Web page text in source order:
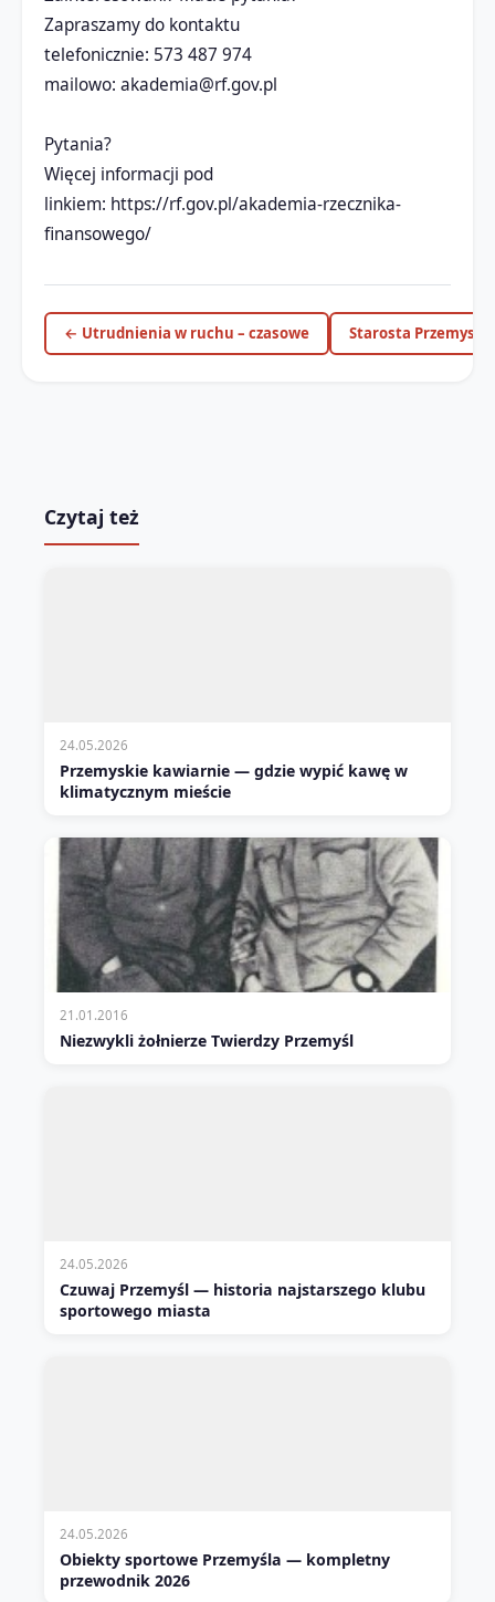
Zapraszamy do kontaktu
telefonicznie: 573 487 974
mailowo: akademia@rf.gov.pl
Pytania?
Więcej informacji pod
linkiem: https://rf.gov.pl/akademia-rzecznika-
finansowego/
← Utrudnienia w ruchu – czasowe Starosta
Czytaj też
24.05.2026
Przemyskie kawiarnie — gdzie wypić kawę w
klimatycznym mieście
21.01.2016
Niezwykli żołnierze Twierdzy Przemyśl
24.05.2026
Czuwaj Przemyśl — historia najstarszego klubu
sportowego miasta
24.05.2026
Obiekty sportowe Przemyśla — kompletny
przewodnik 2026